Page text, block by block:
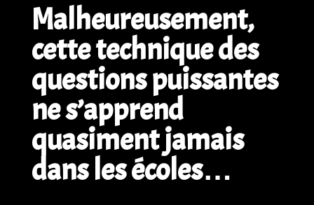
Malheureusement,
cette technique des
questions puissantes
ne s’apprend
quasiment jamais
dans les écoles…